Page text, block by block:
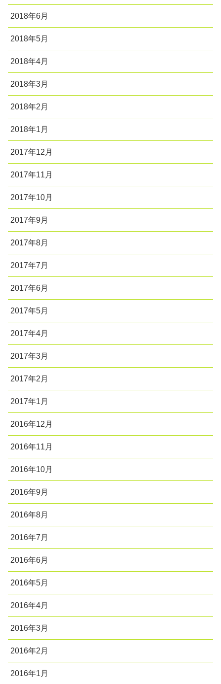
2018年6月
2018年5月
2018年4月
2018年3月
2018年2月
2018年1月
2017年12月
2017年11月
2017年10月
2017年9月
2017年8月
2017年7月
2017年6月
2017年5月
2017年4月
2017年3月
2017年2月
2017年1月
2016年12月
2016年11月
2016年10月
2016年9月
2016年8月
2016年7月
2016年6月
2016年5月
2016年4月
2016年3月
2016年2月
2016年1月